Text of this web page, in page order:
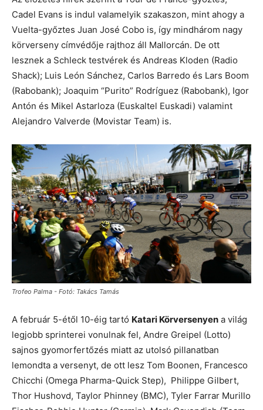
Cadel Evans is indul valamelyik szakaszon, mint ahogy a
Vuelta-győztes Juan José Cobo is, így mindhárom nagy
körverseny címvédője rajthoz áll Mallorcán. De ott
lesznek a Schleck testvérek és Andreas Kloden (Radio
Shack); Luis León Sánchez, Carlos Barredo és Lars Boom
(Rabobank); Joaquim “Purito” Rodríguez (Rabobank), Igor
Antón és Mikel Astarloza (Euskaltel Euskadi) valamint
Alejandro Valverde (Movistar Team) is.
Trofeo Palma - Fotó: Takács Tamás
A február 5-étől 10-éig tartó Katari Körversenyen a világ
legjobb sprinterei vonulnak fel, Andre Greipel (Lotto)
sajnos gyomorfertőzés miatt az utolsó pillanatban
lemondta a versenyt, de ott lesz Tom Boonen, Francesco
Chicchi (Omega Pharma-Quick Step), Philippe Gilbert,
Thor Hushovd, Taylor Phinney (BMC), Tyler Farrar Murillo